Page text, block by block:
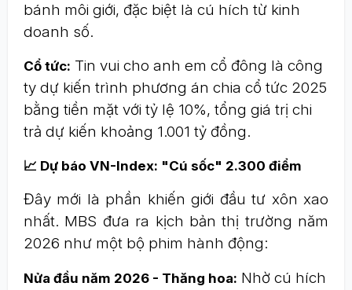
bánh môi giới, đặc biệt là cú hích từ kinh
doanh số.
Cổ tức: Tin vui cho anh em cổ đông là công
ty dự kiến trình phương án chia cổ tức 2025
bằng tiền mặt với tỷ lệ 10%, tổng giá trị chi
trả dự kiến khoảng 1.001 tỷ đồng.
📈 Dự báo VN-Index: "Cú sốc" 2.300 điểm
Đây mới là phần khiến giới đầu tư xôn xao
nhất. MBS đưa ra kịch bản thị trường năm
2026 như một bộ phim hành động:
Nửa đầu năm 2026 - Thăng hoa: Nhờ cú hích